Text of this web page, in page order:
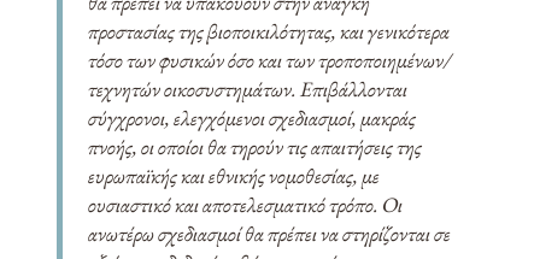
προστασίας της βιοποικιλότητας, και γενικότερα
τόσο των φυσικών όσο και των τροποποιημένων/
τεχνητών οικοσυστημάτων. Επιβάλλονται
σύγχρονοι, ελεγχόμενοι σχεδιασμοί, μακράς
πνοής, οι οποίοι θα τηρούν τις απαιτήσεις της
ευρωπαϊκής και εθνικής νομοθεσίας, με
ουσιαστικό και αποτελεσματικό τρόπο. Οι
ανωτέρω σχεδιασμοί θα πρέπει να στηρίζονται σε